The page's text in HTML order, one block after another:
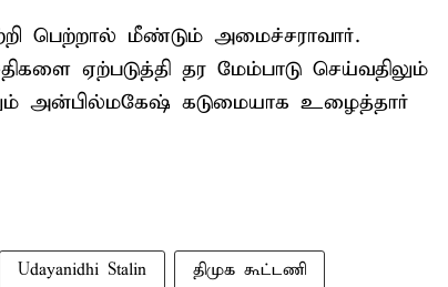
பெற்றால் மீண்டும் அமைச்சராவார்.
ஏற்படுத்தி தர மேம்பாடு செய்வதிலும்
அன்பில்மகேஷ் கடுமையாக உழைத்தார்
Udayanidhi Stalin திமுக கூட்டணி